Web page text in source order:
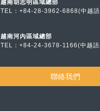
越南胡志明區域總部
TEL： +84-28-3962-6868(中越
越南河內區域總部
TEL： +84-24-3678-1166(中越語
聯絡我們